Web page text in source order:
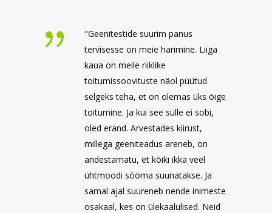
"Geenitestide suurim panus
tervisesse on meie harimine. Liiga
kaua on meile riiklike
toitumissoovituste näol püütud
selgeks teha, et on olemas üks õige
toitumine. Ja kui see sulle ei sobi,
oled erand. Arvestades kiirust,
millega geeniteadus areneb, on
andestamatu, et kõiki ikka veel
ühtmoodi sööma suunatakse. Ja
samal ajal suureneb nende inimeste
osakaal, kes on ülekaalulised. Neid